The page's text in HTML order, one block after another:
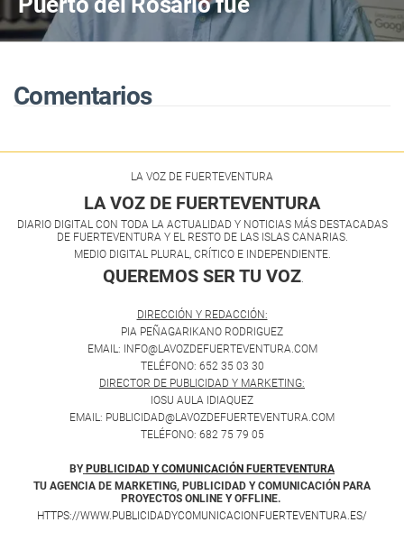
"desafortunada"
Comentarios
LA VOZ DE FUERTEVENTURA
LA VOZ DE FUERTEVENTURA
DIARIO DIGITAL CON TODA LA ACTUALIDAD Y NOTICIAS MÁS DESTACADAS
DE FUERTEVENTURA Y EL RESTO DE LAS ISLAS CANARIAS.
MEDIO DIGITAL PLURAL, CRÍTICO E INDEPENDIENTE.
QUEREMOS SER TU VOZ.
DIRECCIÓN Y REDACCIÓN:
PIA PEÑAGARIKANO RODRIGUEZ
EMAIL: INFO@LAVOZDEFUERTEVENTURA.COM
TELÉFONO: 652 35 03 30
DIRECTOR DE PUBLICIDAD Y MARKETING:
IOSU AULA IDIAQUEZ
EMAIL: PUBLICIDAD@LAVOZDEFUERTEVENTURA.COM
TELÉFONO: 682 75 79 05
BY PUBLICIDAD Y COMUNICACIÓN FUERTEVENTURA
TU AGENCIA DE MARKETING, PUBLICIDAD Y COMUNICACIÓN PARA
PROYECTOS ONLINE Y OFFLINE.
HTTPS://WWW.PUBLICIDADYCOMUNICACIONFUERTEVENTURA.ES/